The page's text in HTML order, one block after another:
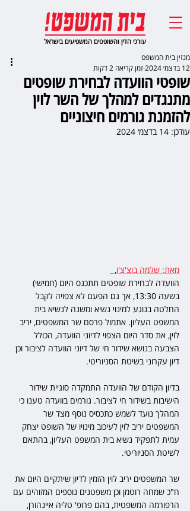
עורכי הדין והשופטים המשפיעים בישראל
שופטי הוועדה לבחירת שופטים
מתנגדים למהלך של השר לוין
להזמנת גורמים חיצוניים
מגזין בית המשפט
12 בדצמ׳ 2024
זמן קריאה 2 דקות
עודכן: 14 בדצמ׳ 2024
מאת: שלמה בוצ'צ'ו,
הוועדה לבחירת שופטים תתכנס היום (חמישי)
בשעה 13:30, אך גם הפעם לא צפויה לקבל
החלטה בנוגע למינוי נשיא ומשנה לנשיא בית
המשפט העליון. אתמול פרסם שר המשפטים, יריב
לוין, את סדר היום הצפוי לדיוני הוועדה, הכולל
הצבעה בנושא שידור חי של דיוני הוועדה לציבור וכן
דיון עקרוני בשיטת הסניוריטי.
בדיון הקודם של הוועדה התמקדה סוגיית שידור
הישיבות בשידור חי לציבור. גורמים בוועדה טענו כי
המהלך נועד לשמש כתכסיס נוסף מצד שר
המשפטים יריב לוין לעיכוב מינויו של השופט יצחק
עמית לתפקיד נשיא בית המשפט העליון, בהתאם
לשיטת הסניוריטי.
שר המשפטים יריב לוין הזמין לדיון שיתקיים היום את
ח"כ שמחה רוטמן וכן משפטנים נוספים המזוהים עם
הרפורמה המשפטית, בהם פרופ' טליה איינהורן,